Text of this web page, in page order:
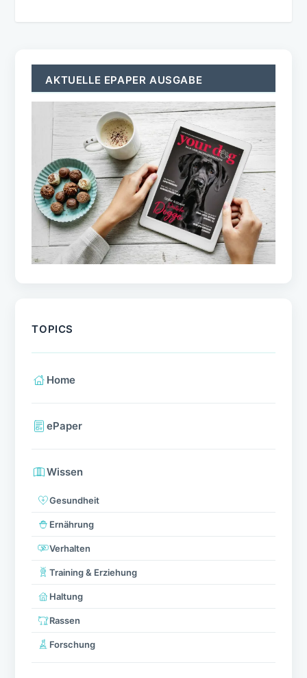
AKTUELLE EPAPER AUSGABE
TOPICS
Home
ePaper
Wissen
Gesundheit
Ernährung
Verhalten
Training & Erziehung
Haltung
Rassen
Forschung